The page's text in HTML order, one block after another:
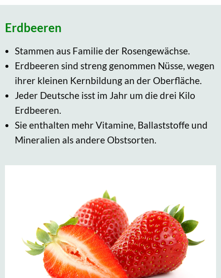
Erdbeeren
Stammen aus Familie der Rosengewächse.
Erdbeeren sind streng genommen Nüsse, wegen
ihrer kleinen Kernbildung an der Oberfläche.
Jeder Deutsche isst im Jahr um die drei Kilo
Erdbeeren.
Sie enthalten mehr Vitamine, Ballaststoffe und
Mineralien als andere Obstsorten.